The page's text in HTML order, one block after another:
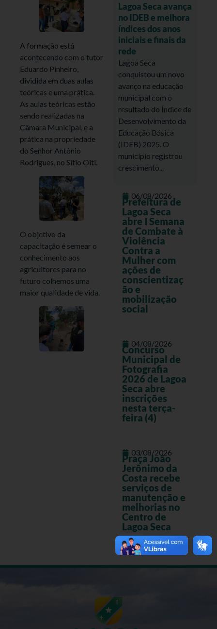
A formação está
acontecendo com o tutor
Eduardo Pinheiro,
dividida em duas aulas
teóricas e uma prática.
As aulas teóricas estão
sendo realizadas na
Câmara Municipal, e a
prática na propriedade
do Senhor Antônio
Rodrigues, no Sítio Oiti.
O objetivo da
capacitação é semear o
conhecimento aos
agricultores para no
futuro colhemos uma
maior qualidade de vida.
Lagoa Seca avança
no IDEB e melhora
índices dos anos
iniciais e finais da
rede
Lagoa Seca
conquistou um novo
avanço na educação
municipal com o
resultado do Índice de
Desenvolvimento da
Educação Básica
(IDEB) 2025. O
município registrou
crescimento...
06/08/2026
Prefeitura de
Lagoa Seca
abre I Semana
de Combate à
Violência
Contra a
Mulher com
ações de
conscientizaç
ão e
mobilização
social
04/08/2026
Concurso
Municipal de
Fotografia
2026 de Lagoa
Seca abre
inscrições
nesta terça-
feira (4)
03/08/2026
Praça João
Jerônimo da
Costa recebe
serviços de
manutenção e
melhorias no
Centro de
Lagoa Seca